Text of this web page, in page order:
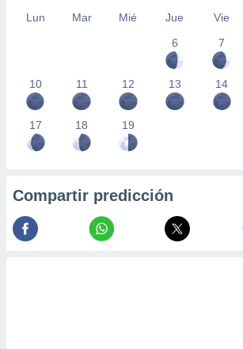
Lun Mar Mié Jue Vie
6
7
10 11 12 13 14
17 18 19
Compartir predicción